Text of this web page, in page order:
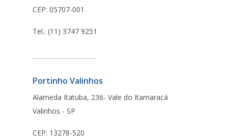
CEP: 05707-001
Tel.: (11) 3747 9251
Portinho Valinhos
Alameda Itatuba, 236- Vale do Itamaracá
Valinhos - SP
CEP: 13278-520